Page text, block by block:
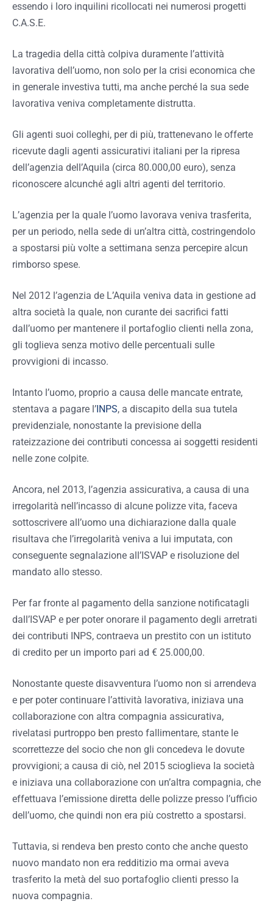
essendo i loro inquilini ricollocati nei numerosi progetti
C.A.S.E.
La tragedia della città colpiva duramente l’attività
lavorativa dell’uomo, non solo per la crisi economica che
in generale investiva tutti, ma anche perché la sua sede
lavorativa veniva completamente distrutta.
Gli agenti suoi colleghi, per di più, trattenevano le offerte
ricevute dagli agenti assicurativi italiani per la ripresa
dell’agenzia dell’Aquila (circa 80.000,00 euro), senza
riconoscere alcunché agli altri agenti del territorio.
L’agenzia per la quale l’uomo lavorava veniva trasferita,
per un periodo, nella sede di un’altra città, costringendolo
a spostarsi più volte a settimana senza percepire alcun
rimborso spese.
Nel 2012 l’agenzia de L’Aquila veniva data in gestione ad
altra società la quale, non curante dei sacrifici fatti
dall’uomo per mantenere il portafoglio clienti nella zona,
gli toglieva senza motivo delle percentuali sulle
provvigioni di incasso.
Intanto l’uomo, proprio a causa delle mancate entrate,
stentava a pagare l’ INPS, a discapito della sua tutela
previdenziale, nonostante la previsione della
rateizzazione dei contributi concessa ai soggetti residenti
nelle zone colpite.
Ancora, nel 2013, l’agenzia assicurativa, a causa di una
irregolarità nell’incasso di alcune polizze vita, faceva
sottoscrivere all’uomo una dichiarazione dalla quale
risultava che l’irregolarità veniva a lui imputata, con
conseguente segnalazione all’ISVAP e risoluzione del
mandato allo stesso.
Per far fronte al pagamento della sanzione notificatagli
dall’ISVAP e per poter onorare il pagamento degli arretrati
dei contributi INPS, contraeva un prestito con un istituto
di credito per un importo pari ad € 25.000,00.
Nonostante queste disavventura l’uomo non si arrendeva
e per poter continuare l’attività lavorativa, iniziava una
collaborazione con altra compagnia assicurativa,
rivelatasi purtroppo ben presto fallimentare, stante le
scorrettezze del socio che non gli concedeva le dovute
provvigioni; a causa di ciò, nel 2015 scioglieva la società
e iniziava una collaborazione con un’altra compagnia, che
effettuava l’emissione diretta delle polizze presso l’ufficio
dell’uomo, che quindi non era più costretto a spostarsi.
Tuttavia, si rendeva ben presto conto che anche questo
nuovo mandato non era redditizio ma ormai aveva
trasferito la metà del suo portafoglio clienti presso la
nuova compagnia.